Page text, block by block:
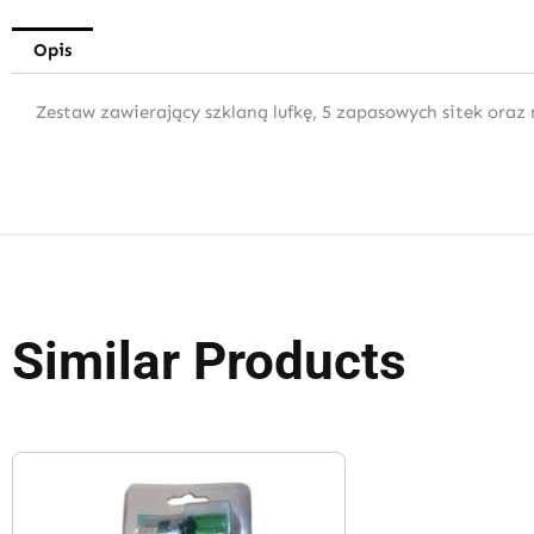
Opis
Zestaw zawierający szklaną lufkę, 5 zapasowych sitek
Similar Products